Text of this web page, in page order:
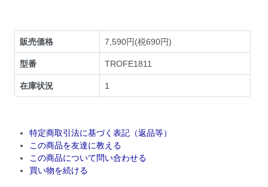
販売価格 7,590円(税690円)
型番 TROFE1811
在庫状況 1
特定商取引法に基づく表記（返品等）
この商品を友達に教える
この商品について問い合わせる
買い物を続ける